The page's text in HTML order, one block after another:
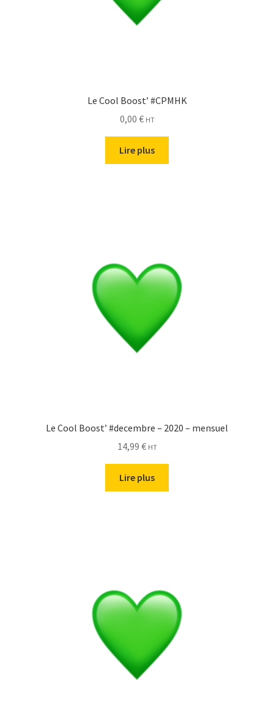
Le Cool Boost’ #CPMHK
0,00 € HT
Lire plus
Le Cool Boost’ #decembre – 2020 – mensuel
14,99 € HT
Lire plus